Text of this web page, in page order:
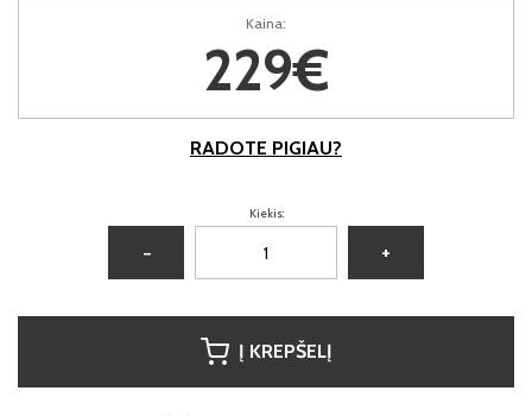
Kaina:
229€
RADOTE PIGIAU?
Kiekis:
− +
Į KREPŠELĮ